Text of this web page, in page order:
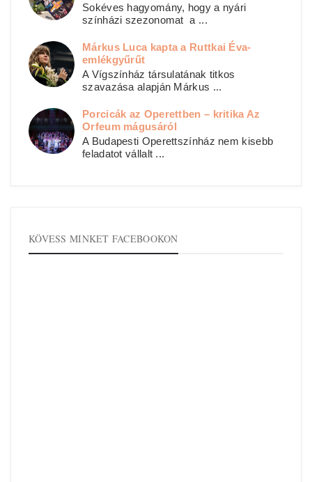
Sokéves hagyomány, hogy a nyári
színházi szezonomat a ...
Márkus Luca kapta a Ruttkai Éva-
emlékgyűrűt
A Vígszínház társulatának titkos
szavazása alapján Márkus ...
Porcicák az Operettben – kritika Az
Orfeum mágusáról
A Budapesti Operettszínház nem kisebb
feladatot vállalt ...
KÖVESS MINKET FACEBOOKON